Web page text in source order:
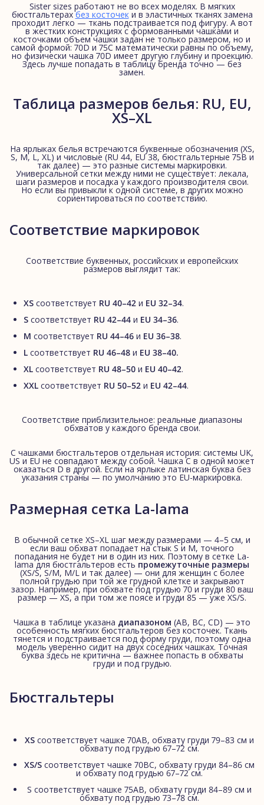
Sister sizes работают не во всех моделях. В мягких
бюстгальтерахбез косточеки в эластичных тканях замена
проходит легко — ткань подстраивается под фигуру. А вот
в жестких конструкциях с формованными чашками и
косточками объем чашки задан не только размером, но и
самой формой: 70D и 75С математически равны по объему,
но физически чашка 70D имеет другую глубину и проекцию.
Здесь лучше попадать в таблицу бренда точно — без
замен.
Таблица размеров белья: RU, EU,
XS–XL
На ярлыках белья встречаются буквенные обозначения (XS,
S, M, L, XL) и числовые (RU 44, EU 38, бюстгальтерные 75В и
так далее) — это разные системы маркировки.
Универсальной сетки между ними не существует: лекала,
шаги размеров и посадка у каждого производителя свои.
Но если вы привыкли к одной системе, в других можно
сориентироваться по соответствию.
Соответствие маркировок
Соответствие буквенных, российских и европейских
размеров выглядит так:
XS соответствует RU 40–42 и EU 32–34.
S соответствует RU 42–44 и EU 34–36.
M соответствует RU 44–46 и EU 36–38.
L соответствует RU 46–48 и EU 38–40.
XL соответствует RU 48–50 и EU 40–42.
XXL соответствует RU 50–52 и EU 42–44.
Соответствие приблизительное: реальные диапазоны
обхватов у каждого бренда свои.
С чашками бюстгальтеров отдельная история: системы UK,
US и EU не совпадают между собой. Чашка C в одной может
оказаться D в другой. Если на ярлыке латинская буква без
указания страны — по умолчанию это EU-маркировка.
Размерная сетка La-lama
В обычной сетке XS–XL шаг между размерами — 4–5 см, и
если ваш обхват попадает на стык S и M, точного
попадания не будет ни в один из них. Поэтому в сетке La-
lama для бюстгальтеров есть промежуточные размеры
(XS/S, S/M, M/L и так далее) — они для женщин с более
полной грудью при той же грудной клетке и закрывают
зазор. Например, при обхвате под грудью 70 и груди 80 ваш
размер — XS, а при том же поясе и груди 85 — уже XS/S.
Чашка в таблице указана диапазоном (AB, BC, CD) — это
особенность мягких бюстгальтеров без косточек. Ткань
тянется и подстраивается под форму груди, поэтому одна
модель уверенно сидит на двух соседних чашках. Точная
буква здесь не критична — важнее попасть в обхваты
груди и под грудью.
Бюстгальтеры
XSсоответствует чашке 70AB, обхвату груди 79–83 см и
обхвату под грудью 67–72 см.
XS/Sсоответствует чашке 70BC, обхвату груди 84–86 см
и обхвату под грудью 67–72 см.
S соответствует чашке 75AB, обхвату груди 84–89 см и
обхвату под грудью 73–78 см.